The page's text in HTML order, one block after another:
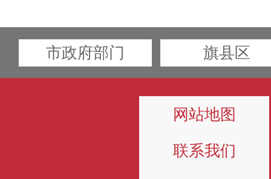
市政府部门 旗县区
网站地图
联系我们